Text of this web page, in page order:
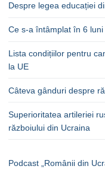
Despre legea educației
Ce s-a întâmplat în 6
Lista condițiilor pentru
la UE
Câteva gânduri despre
Superioritatea artileriei
războiului din Ucraina
Podcast „Românii din